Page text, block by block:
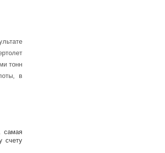
тонн
в
самая
счету